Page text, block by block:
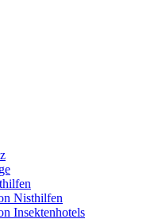
Nisthilfen
Insektenhotels